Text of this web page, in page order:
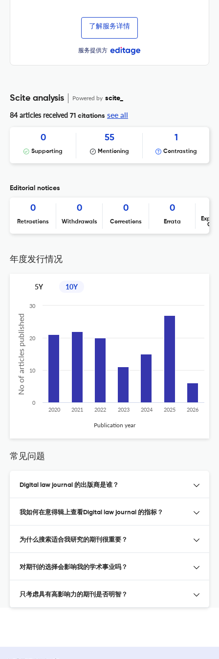
了解服务详情
服务提供方
Scite analysis Powered by scite_
84 articles received 71 citations see all
0
Supporting
55
Mentioning
1
Contrasting
Editorial notices
0
Retractions
0
Withdrawals
0
Corrections
0
Errata
年度发行情况
5Y 10Y
No of articles published
Publication year
2020 2021 2022 2023 2024 2025 2026
0
10
20
30
常见问题
Digital law journal 的出版商是谁？
我如何在意得辑上查看Digital law journal 的指标？
为什么搜索适合我研究的期刊很重要？
对期刊的选择会影响我的学术事业吗？
只考虑具有高影响力的期刊是否明智？